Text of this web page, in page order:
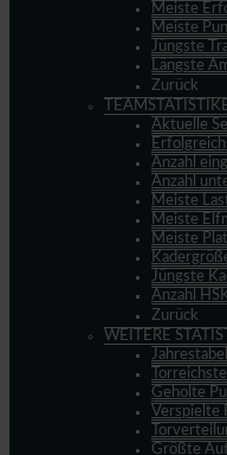
Meiste
Meiste
Jüngste
Längste
Zurück
Aktuelle
Anzahl
Anzahl
Meiste
Meiste
Meiste
Jüngste
Anzahl
Zurück
WEITERE
Geholte
Verspielte
Größte